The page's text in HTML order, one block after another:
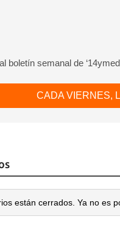
boletín semanal de
CADA VIERNES,
están cerrados. Ya no es